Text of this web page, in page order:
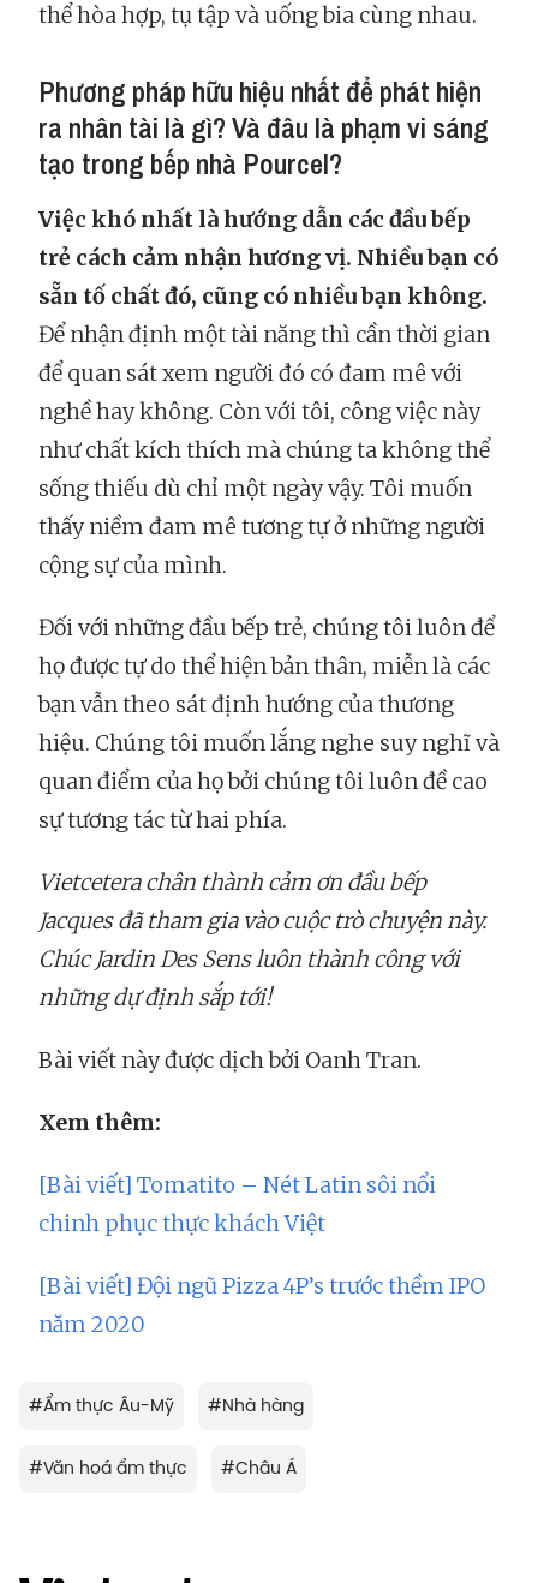
thể hòa hợp, tụ tập và uống bia cùng nhau.
Phương pháp hữu hiệu nhất để phát hiện
ra nhân tài là gì? Và đâu là phạm vi sáng
tạo trong bếp nhà Pourcel?
Việc khó nhất là hướng dẫn các đầu bếp
trẻ cách cảm nhận hương vị. Nhiều bạn có
sẵn tố chất đó, cũng có nhiều bạn không.
Để nhận định một tài năng thì cần thời gian
để quan sát xem người đó có đam mê với
nghề hay không. Còn với tôi, công việc này
như chất kích thích mà chúng ta không thể
sống thiếu dù chỉ một ngày vậy. Tôi muốn
thấy niềm đam mê tương tự ở những người
cộng sự của mình.
Đối với những đầu bếp trẻ, chúng tôi luôn để
họ được tự do thể hiện bản thân, miễn là các
bạn vẫn theo sát định hướng của thương
hiệu. Chúng tôi muốn lắng nghe suy nghĩ và
quan điểm của họ bởi chúng tôi luôn đề cao
sự tương tác từ hai phía.
Vietcetera chân thành cảm ơn đầu bếp
Jacques đã tham gia vào cuộc trò chuyện này.
Chúc Jardin Des Sens luôn thành công với
những dự định sắp tới!
Bài viết này được dịch bởi Oanh Tran.
Xem thêm:
[Bài viết] Tomatito – Nét Latin sôi nổi
chinh phục thực khách Việt
[Bài viết] Đội ngũ Pizza 4P’s trước thềm IPO
năm 2020
#Ẩm thực Âu-Mỹ #Nhà hàng
#Văn hoá ẩm thực #Châu Á